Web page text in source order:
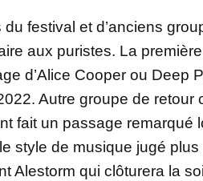
festival et d’anciens
aux puristes. La
d’Alice Cooper ou
Autre groupe de retour
fait un passage remarqué
style de musique jugé
Alestorm qui clôturera la